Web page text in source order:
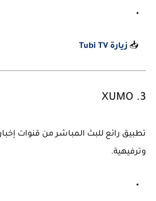
📥 زيارة Tubi TV
3.
XUMO
تطبيق رائع للبث المباشر من قنوات
وترفيهية.